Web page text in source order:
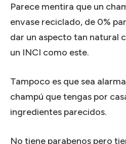
Parece mentira que un
envase reciclado, de 0%
dar un aspecto tan natural
un INCI como este.
Tampoco es que sea
champú que tengas por
ingredientes parecidos.
No tiene parabenos pero